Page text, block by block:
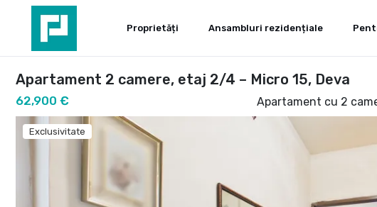
Proprietăți Ansambluri rezidențiale
Apartament 2 camere, etaj 2/4 – Micro 15, Deva
62,900 € Apartament cu 2
Exclusivitate